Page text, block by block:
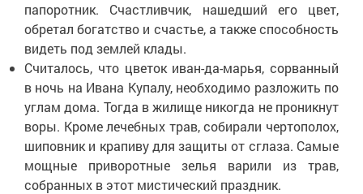
папоротник. Счастливчик, нашедший его цвет,
обретал богатство и счастье, а также способность
видеть под землей клады.
Считалось, что цветок иван-да-марья, сорванный
в ночь на Ивана Купалу, необходимо разложить по
углам дома. Тогда в жилище никогда не проникнут
воры. Кроме лечебных трав, собирали чертополох,
шиповник и крапиву для защиты от сглаза. Самые
мощные приворотные зелья варили из трав,
собранных в этот мистический праздник.